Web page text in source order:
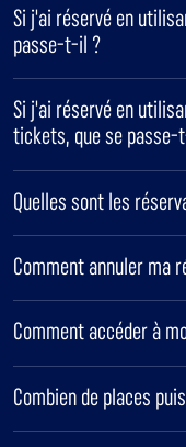
Si j'ai réservé en
passe-t-il ?
Si j'ai réservé en
tickets, que se
Quelles sont les
Comment annuler ma
Comment accéder à
Combien de places